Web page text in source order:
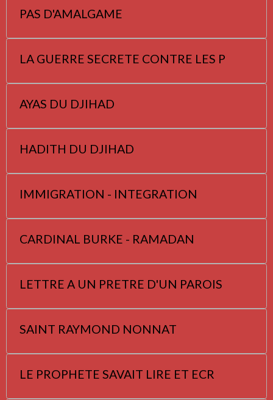
PAS D'AMALGAME
LA GUERRE SECRETE CONTRE LES P
AYAS DU DJIHAD
HADITH DU DJIHAD
IMMIGRATION - INTEGRATION
CARDINAL BURKE - RAMADAN
LETTRE A UN PRETRE D'UN PAROIS
SAINT RAYMOND NONNAT
LE PROPHETE SAVAIT LIRE ET ECR